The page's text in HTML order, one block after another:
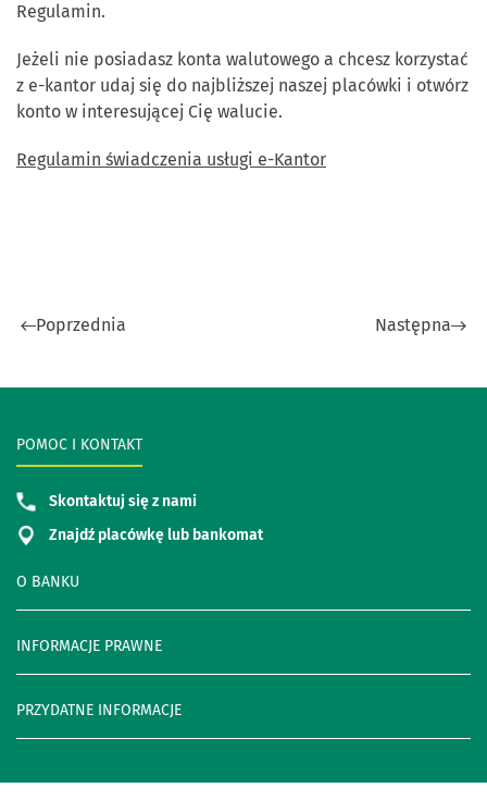
Regulamin.
Jeżeli nie posiadasz konta walutowego a chcesz korzystać
z e-kantor udaj się do najbliższej naszej placówki i otwórz
konto w interesującej Cię walucie.
Regulamin świadczenia usługi e-Kantor
Poprzednia Następna
O BANKU
INFORMACJE PRAWNE
PRZYDATNE INFORMACJE
POMOC I KONTAKT
Skontaktuj się z nami
Znajdź placówkę lub bankomat